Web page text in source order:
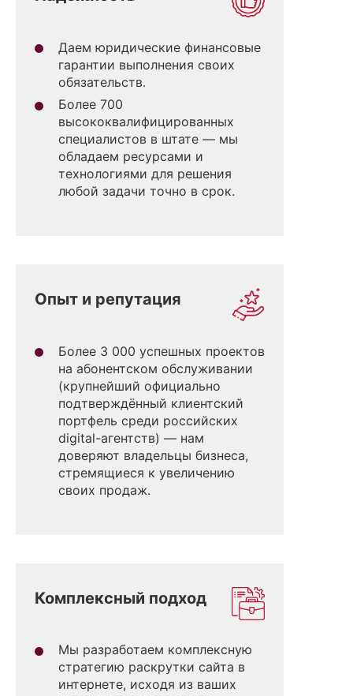
Даем юридические финансовые
гарантии выполнения своих
обязательств.
Более 700
высококвалифицированных
специалистов в штате — мы
обладаем ресурсами и
технологиями для решения
любой задачи точно в срок.
Опыт и репутация
Более 3 000 успешных проектов
на абонентском обслуживании
(крупнейший официально
подтверждённый клиентский
портфель среди российских
digital-агентств) — нам
доверяют владельцы бизнеса,
стремящиеся к увеличению
своих продаж.
Комплексный подход
Мы разработаем комплексную
стратегию раскрутки сайта в
интернете, исходя из ваших